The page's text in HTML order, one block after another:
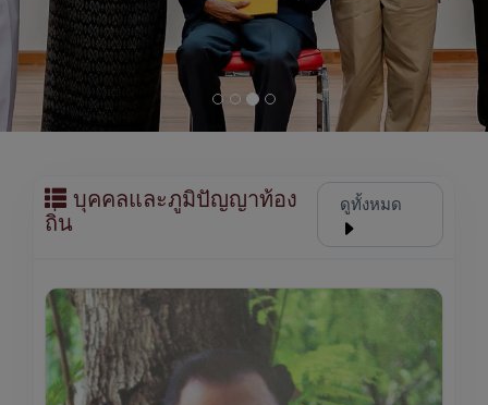
บุคคลและภูมิปัญญาท้อง
ถิ่น
ดูทั้งหมด